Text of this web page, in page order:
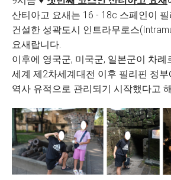
산티아고 요새는 16 - 18c 스페인이
건설한 성곽도시 인트라무로스
요새랍니다.
이후에 영국군, 미국군, 일본군이 차례
세계 제2차세계대전 이후 필리핀 정부
역사 유적으로 관리되기 시작했다고